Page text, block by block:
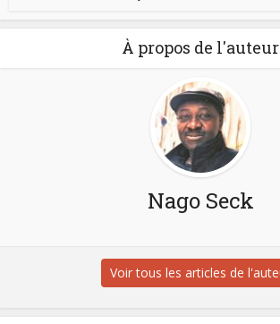
À propos de l'auteur
Nago Seck
Voir tous les articles de